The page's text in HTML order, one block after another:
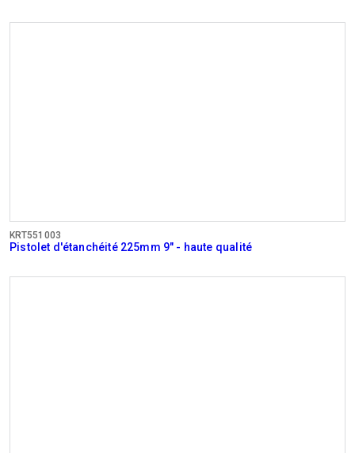
KRT551003
Pistolet d'étanchéité 225mm 9" - haute qualité